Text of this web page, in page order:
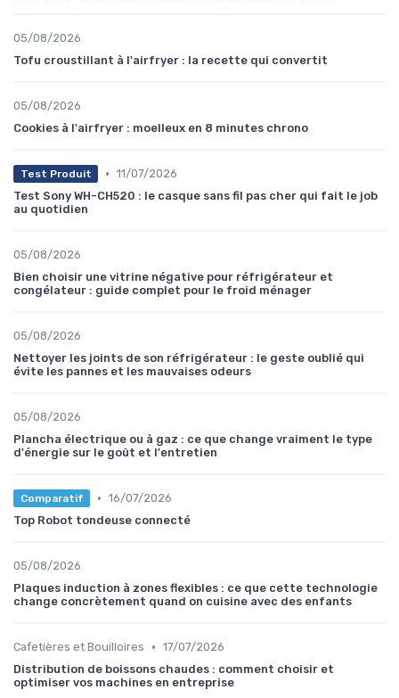
05/08/2026
Tofu croustillant à l'airfryer : la recette qui convertit
05/08/2026
Cookies à l'airfryer : moelleux en 8 minutes chrono
Test Produit • 11/07/2026
Test Sony WH-CH520 : le casque sans fil pas cher qui fait le job
au quotidien
05/08/2026
Bien choisir une vitrine négative pour réfrigérateur et
congélateur : guide complet pour le froid ménager
05/08/2026
Nettoyer les joints de son réfrigérateur : le geste oublié qui
évite les pannes et les mauvaises odeurs
05/08/2026
Plancha électrique ou à gaz : ce que change vraiment le type
d'énergie sur le goût et l'entretien
Comparatif • 16/07/2026
Top Robot tondeuse connecté
05/08/2026
Plaques induction à zones flexibles : ce que cette technologie
change concrètement quand on cuisine avec des enfants
Cafetières et Bouilloires • 17/07/2026
Distribution de boissons chaudes : comment choisir et
optimiser vos machines en entreprise